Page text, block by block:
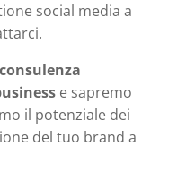
social media a
consulenza
e sapremo
il potenziale dei
del tuo brand a